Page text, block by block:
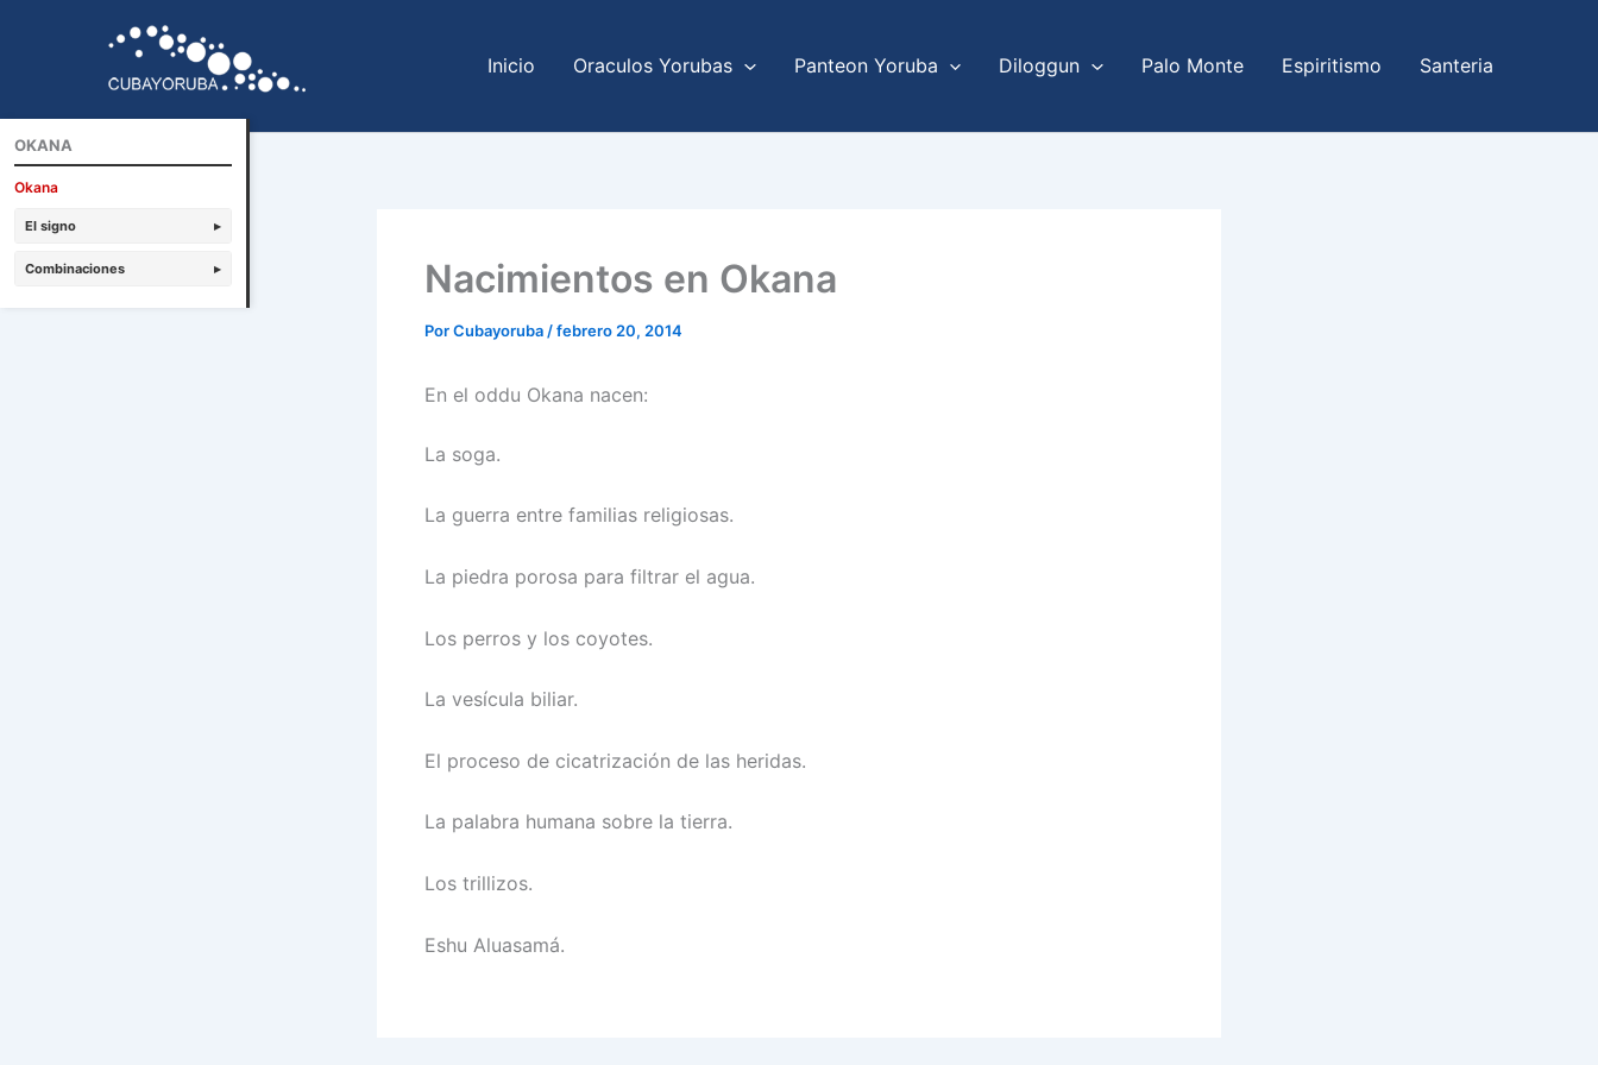
Inicio Oraculos Yorubas Panteon Yoruba Diloggun Palo Monte Espiritismo Santeria
Nacimientos en Okana
PorCubayoruba /febrero 20, 2014
En el oddu Okana nacen:
La soga.
La guerra entre familias religiosas.
La piedra porosa para filtrar el agua.
Los perros y los coyotes.
La vesícula biliar.
El proceso de cicatrización de las heridas.
La palabra humana sobre la tierra.
Los trillizos.
Eshu Aluasamá.
OKANA
Okana
El signo ▸
Combinaciones ▸